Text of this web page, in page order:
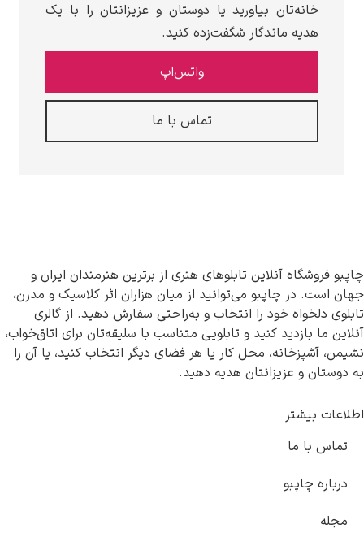
بیاورید یا دوستان و عزیزانتان را با یک
ماندگار شگفت‌زده کنید.
تماس با ما
آنلاین تابلوهای هنری از برترین هنرمندان ایران و
در چاپبو می‌توانید از میان هزاران اثر کلاسیک و مدرن،
خود را انتخاب و به‌راحتی سفارش دهید. از گالری
بازدید کنید و تابلویی متناسب با سلیقه‌تان برای اتاق‌خواب،
محل کار یا هر فضای دیگر انتخاب کنید، یا آن را
و عزیزانتان هدیه دهید.
ما